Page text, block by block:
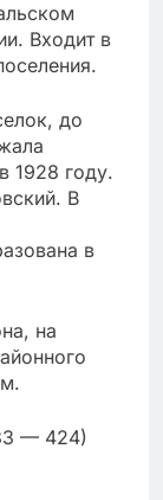
Входит в
до
1928 году.
В
в
на
— 424)